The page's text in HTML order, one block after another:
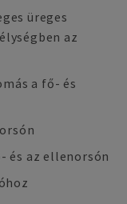
üreges
az
a fő- és
és az ellenorsón